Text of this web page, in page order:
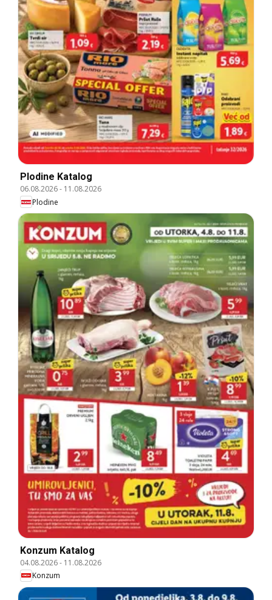
Plodine Katalog
06.08.2026- 11.08.2026
Plodine
Konzum Katalog
04.08.2026- 11.08.2026
Konzum